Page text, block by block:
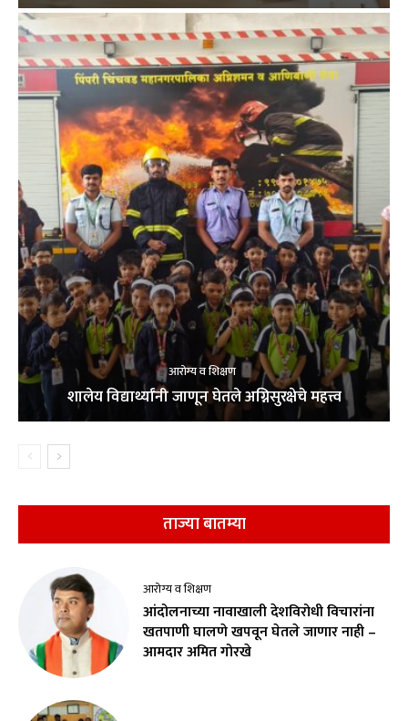
आरोग्य व शिक्षण
शालेय विद्यार्थ्यांनी जाणून घेतले अग्निसुरक्षेचे महत्त्व
ताज्या बातम्या
आरोग्य व शिक्षण
आंदोलनाच्या नावाखाली देशविरोधी विचारांना
खतपाणी घालणे खपवून घेतले जाणार नाही –
आमदार अमित गोरखे